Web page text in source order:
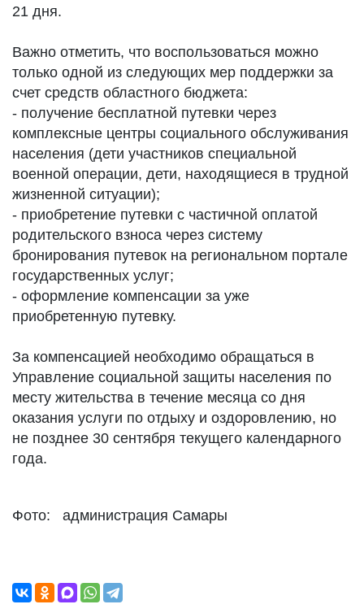
21 дня.
Важно отметить, что воспользоваться можно
только одной из следующих мер поддержки за
счет средств областного бюджета:
- получение бесплатной путевки через
комплексные центры социального обслуживания
населения (дети участников специальной
военной операции, дети, находящиеся в трудной
жизненной ситуации);
- приобретение путевки с частичной оплатой
родительского взноса через систему
бронирования путевок на региональном портале
государственных услуг;
- оформление компенсации за уже
приобретенную путевку.
За компенсацией необходимо обращаться в
Управление социальной защиты населения по
месту жительства в течение месяца со дня
оказания услуги по отдыху и оздоровлению, но
не позднее 30 сентября текущего календарного
года.
Фото: администрация Самары